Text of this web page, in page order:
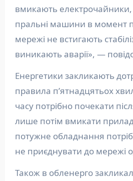
вмикають
пральні машини в момент
мережі не встигають
виникають аварії», —
Енергетики закликають
правила п’ятнадцятьох
часу потрібно почекати
лише потім вмикати
потужне обладнання
не приєднувати до мережі
Також в обленерго